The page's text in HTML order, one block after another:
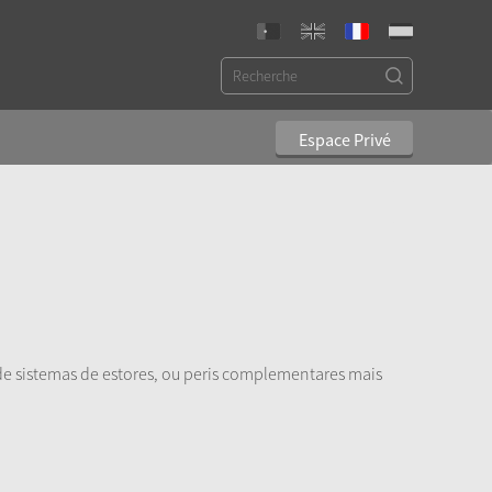
Espace Privé
sistemas de estores, ou peris complementares mais